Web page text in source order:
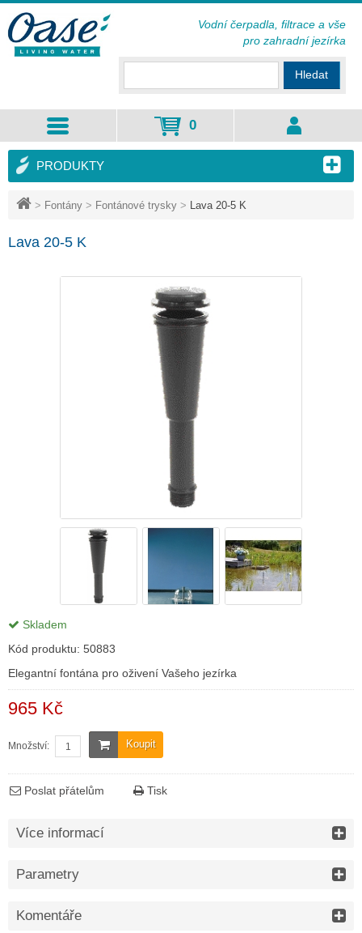
> Fontány > Fontánové trysky > Lava 20-5 K
Lava 20-5 K
Skladem
Kód produktu: 50883
Elegantní fontána pro oživení Vašeho jezírka
965 Kč
Koupit
Množství:
Poslat přátelům Tisk
Více informací
Parametry
Komentáře
PRODUKTY
Hledat
0
Vodní čerpadla, filtrace a vše
pro zahradní jezírka